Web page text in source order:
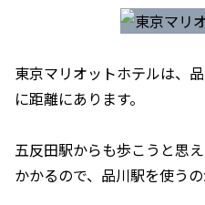
東京マリオットホテルは、
に距離にあります。
五反田駅からも歩こうと思
かかるので、品川駅を使うの